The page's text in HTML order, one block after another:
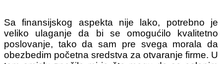
Sa finansijskog aspekta nije lako, potrebno je
veliko ulaganje da bi se omogućilo kvalitetno
poslovanje, tako da sam pre svega morala da
obezbedim početna sredstva za otvaranje firme. U